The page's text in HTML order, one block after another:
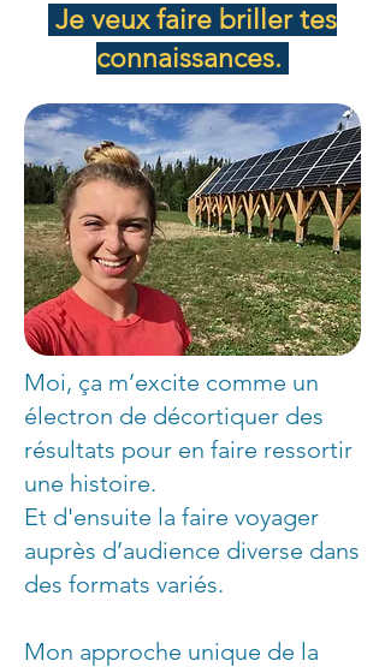
Je veux faire briller tes
connaissances.
Moi, ça m’excite comme un
électron de décortiquer des
résultats pour en faire ressortir
une histoire.
Et d'ensuite la faire voyager
auprès d’audience diverse dans
des formats variés.
Mon approche unique de la